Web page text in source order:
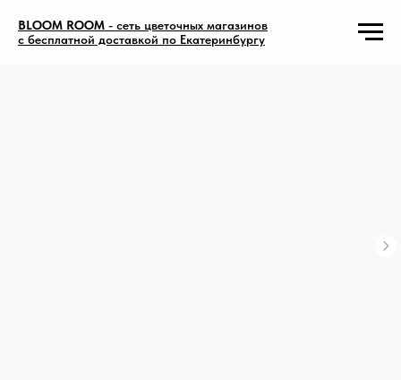
BLOOM ROOM - сеть цветочных магазинов
с бесплатной доставкой по Екатеринбургу